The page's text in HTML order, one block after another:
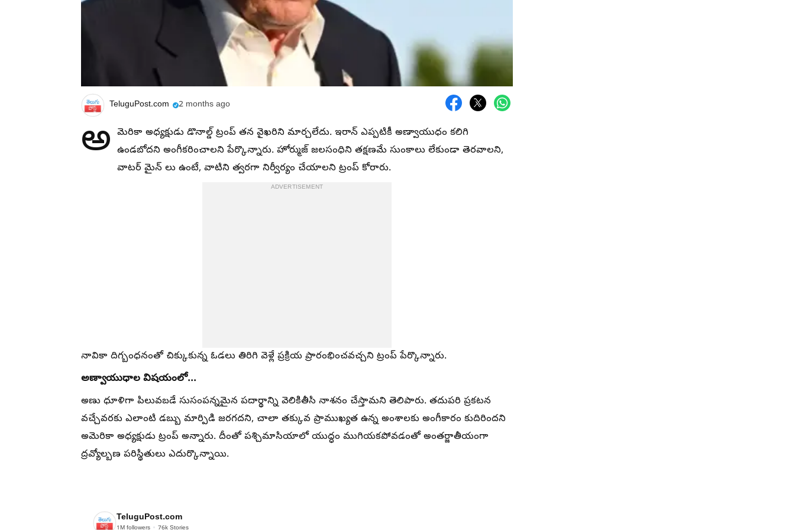
TeluguPost.com 2 months ago
అ మెరికా అధ్యక్షుడు డొనాల్డ్ ట్రంప్ తన వైఖరిని మార్చలేదు. ఇరాన్ ఎప్పటికీ అణ్వాయుధం కలిగి
ఉండబోదని అంగీకరించాలని పేర్కొన్నారు. హోర్ముజ్ జలసంధిని తక్షణమే సుంకాలు లేకుండా తెరవాలని,
వాటర్ మైన్ లు ఉంటే, వాటిని త్వరగా నిర్వీర్యం చేయాలని ట్రంప్ కోరారు.
ADVERTISEMENT
నావికా దిగ్బంధనంతో చిక్కుకున్న ఓడలు తిరిగి వెళ్లే ప్రక్రియ ప్రారంభించవచ్చని ట్రంప్ పేర్కొన్నారు.
అణ్వాయుధాల విషయంలో...
అణు ధూళిగా పిలువబడే సుసంపన్నమైన పదార్థాన్ని వెలికితీసి నాశనం చేస్తామని తెలిపారు. తదుపరి ప్రకటన
వచ్చేవరకు ఎలాంటి డబ్బు మార్పిడి జరగదని, చాలా తక్కువ ప్రాముఖ్యత ఉన్న అంశాలకు అంగీకారం కుదిరిందని
అమెరికా అధ్యక్షుడు ట్రంప్ అన్నారు. దీంతో పశ్చిమాసియాలో యుద్ధం ముగియకపోవడంతో అంతర్జాతీయంగా
ద్రవ్యోల్బణ పరిస్థితులు ఎదుర్కొన్నాయి.
TeluguPost.com
1M followers 76k Stories